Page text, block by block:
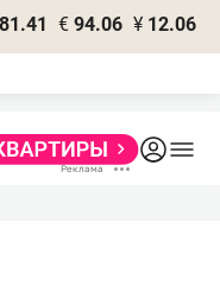
81.41 € 94.06 ¥ 12.06